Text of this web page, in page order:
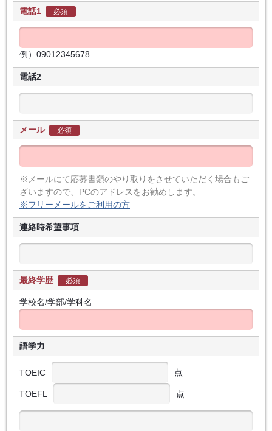
電話1 必須
例）09012345678
電話2
メール 必須
※メールにて応募書類のやり取りをさせていただく場合もご
ざいますので、PCのアドレスをお勧めします。
※フリーメールをご利用の方
連絡時希望事項
最終学歴 必須
学校名/学部/学科名
語学力
TOEIC 点
TOEFL 点